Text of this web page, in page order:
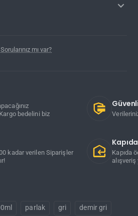
Sorularınız mı var?
bedelini biz
kadar verilen Siparişler
Kapıda
parlak gri demir gri